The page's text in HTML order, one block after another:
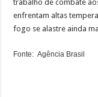
trabalho de combate
enfrentam altas
fogo se alastre ainda
Fonte: Agência Brasil